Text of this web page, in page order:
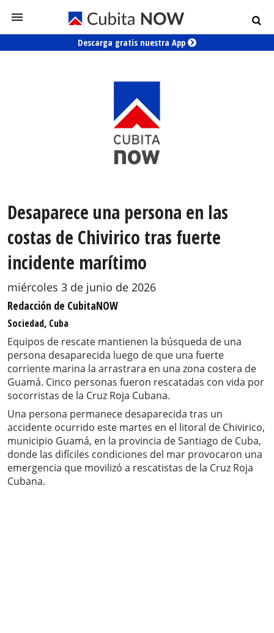
Descarga gratis nuestra App
Desaparece una persona en las
costas de Chivirico tras fuerte
incidente marítimo
miércoles 3 de junio de 2026
Redacción de CubitaNOW
Sociedad, Cuba
Equipos de rescate mantienen la búsqueda de una
persona desaparecida luego de que una fuerte
corriente marina la arrastrara en una zona costera de
Guamá. Cinco personas fueron rescatadas con vida por
socorristas de la Cruz Roja Cubana.
Una persona permanece desaparecida tras un
accidente ocurrido este martes en el litoral de Chivirico,
municipio Guamá, en la provincia de Santiago de Cuba,
donde las difíciles condiciones del mar provocaron una
emergencia que movilizó a rescatistas de la Cruz Roja
Cubana.